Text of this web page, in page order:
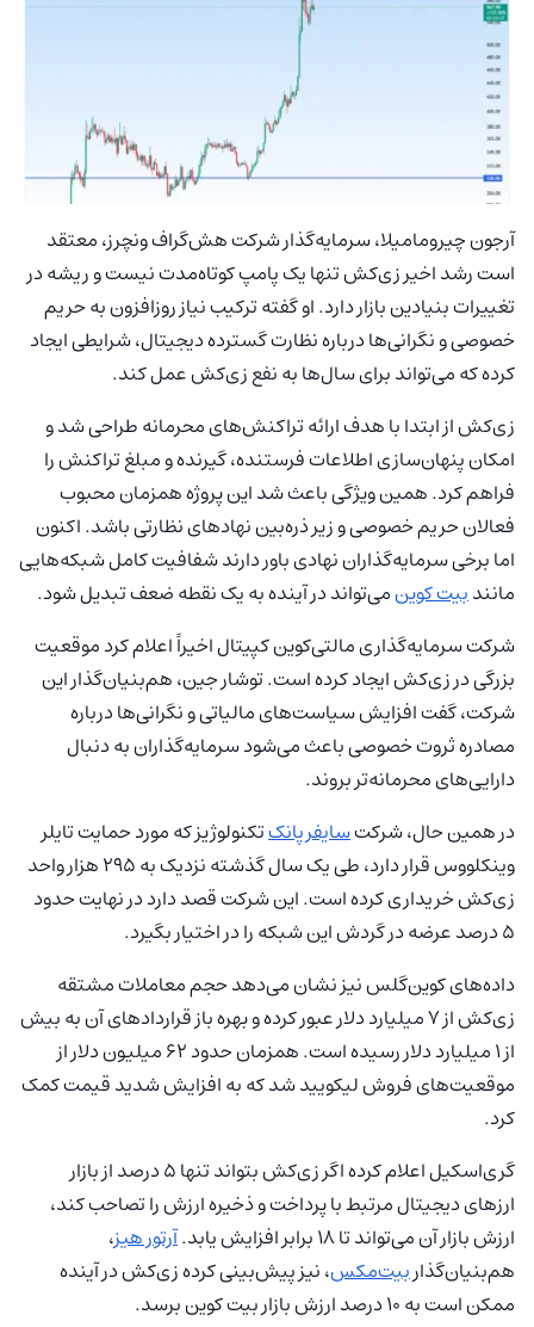
آرجون چیرومامیلا، سرمایه‌گذار شرکت هش‌گراف ونچرز، معتقد
است رشد اخیر زی‌کش تنها یک پامپ کوتاه‌مدت نیست و ریشه در
تغییرات بنیادین بازار دارد. او گفته ترکیب نیاز روزافزون به حریم
خصوصی و نگرانی‌ها درباره نظارت گسترده دیجیتال، شرایطی ایجاد
کرده که می‌تواند برای سال‌ها به نفع زی‌کش عمل کند.
زی‌کش از ابتدا با هدف ارائه تراکنش‌های محرمانه طراحی شد و
امکان پنهان‌سازی اطلاعات فرستنده، گیرنده و مبلغ تراکنش را
فراهم کرد. همین ویژگی باعث شد این پروژه همزمان محبوب
فعالان حریم خصوصی و زیر ذره‌بین نهادهای نظارتی باشد. اکنون
اما برخی سرمایه‌گذاران نهادی باور دارند شفافیت کامل شبکه‌هایی
مانندبیت کوینمی‌تواند در آینده به یک نقطه ضعف تبدیل شود.
شرکت سرمایه‌گذاری مالتی‌کوین کپیتال اخیراً اعلام کرد موقعیت
بزرگی در زی‌کش ایجاد کرده است. توشار جین، هم‌بنیان‌گذار این
شرکت، گفت افزایش سیاست‌های مالیاتی و نگرانی‌ها درباره
مصادره ثروت خصوصی باعث می‌شود سرمایه‌گذاران به دنبال
دارایی‌های محرمانه‌تر بروند.
در همین حال، شرکتسایفرپانکتکنولوژیز که مورد حمایت تایلر
وینکلووس قرار دارد، طی یک سال گذشته نزدیک به ۲۹۵ هزار واحد
زی‌کش خریداری کرده است. این شرکت قصد دارد در نهایت حدود
۵ درصد عرضه در گردش این شبکه را در اختیار بگیرد.
داده‌های کوین‌گلس نیز نشان می‌دهد حجم معاملات مشتقه
زی‌کش از ۷ میلیارد دلار عبور کرده و بهره باز قراردادهای آن به بیش
از ۱ میلیارد دلار رسیده است. همزمان حدود ۶۲ میلیون دلار از
موقعیت‌های فروش لیکویید شد که به افزایش شدید قیمت کمک
کرد.
گری‌اسکیل اعلام کرده اگر زی‌کش بتواند تنها ۵ درصد از بازار
ارزهای دیجیتال مرتبط با پرداخت و ذخیره ارزش را تصاحب کند،
ارزش بازار آن می‌تواند تا ۱۸ برابر افزایش یابد.
آرتور هیز،
هم‌بنیان‌گذاربیت‌مکس، نیز پیش‌بینی کرده زی‌کش در آینده
ممکن است به ۱۰ درصد ارزش بازار بیت کوین برسد.